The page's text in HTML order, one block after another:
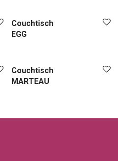
Couchtisch
EGG
Couchtisch
MARTEAU